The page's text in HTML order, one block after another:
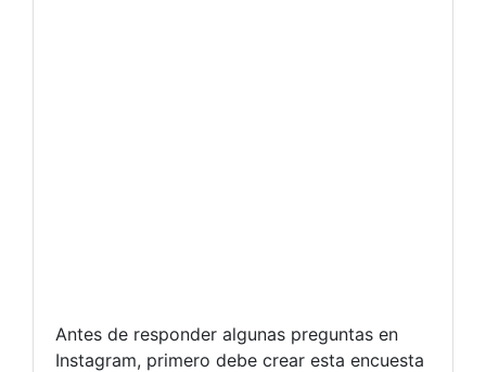
Antes de responder algunas preguntas en
Instagram, primero debe crear esta encuesta